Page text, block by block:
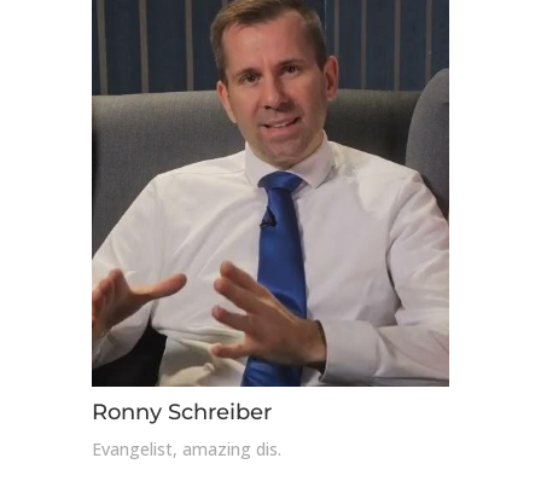
Ronny Schreiber
Evangelist, amazing dis.